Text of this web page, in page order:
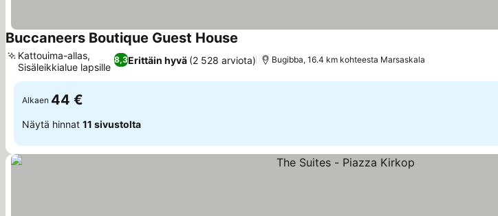
Buccaneers Boutique Guest House
8,3Erittäin hyvä (2 528 arviota)
Kattouima-allas,
Sisäleikkialue lapsille
Bugibba, 16.4 km kohteesta Marsaskala
Alkaen 44 €
Näytä hinnat 11 sivustolta